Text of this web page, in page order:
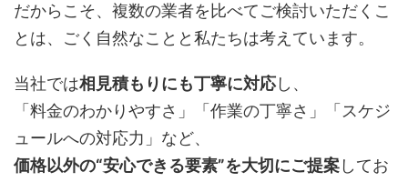
だからこそ、複数の業者を比べてご検討いただくこ
とは、ごく自然なことと私たちは考えています。
当社では相見積もりにも丁寧に対応し、
「料金のわかりやすさ」「作業の丁寧さ」「スケジ
ュールへの対応力」など、
価格以外の“安心できる要素”を大切にご提案してお